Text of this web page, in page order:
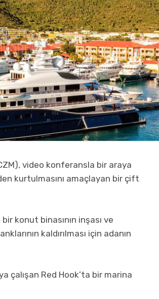
video konferansla bir araya
kurtulmasını amaçlayan bir çift
konut binasının inşası ve
kaldırılması için adanın
çalışan Red Hook’ta bir marina